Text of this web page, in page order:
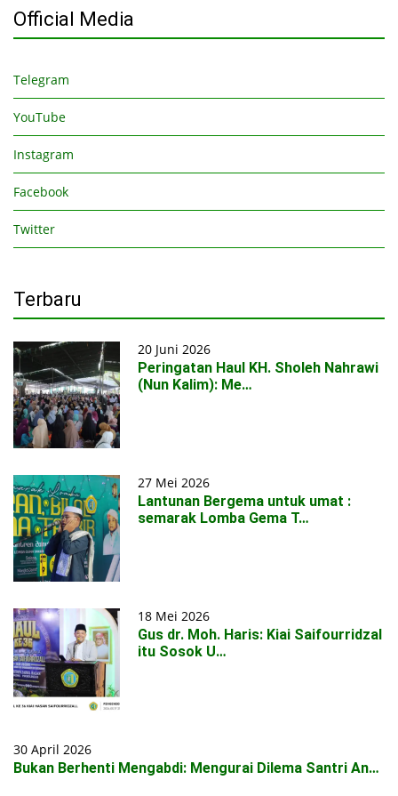
Official Media
Telegram
YouTube
Instagram
Facebook
Twitter
Terbaru
20 Juni 2026
Peringatan Haul KH. Sholeh Nahrawi
(Nun Kalim): Me…
27 Mei 2026
Lantunan Bergema untuk umat :
semarak Lomba Gema T…
18 Mei 2026
Gus dr. Moh. Haris: Kiai Saifourridzal
itu Sosok U…
30 April 2026
Bukan Berhenti Mengabdi: Mengurai Dilema Santri An…